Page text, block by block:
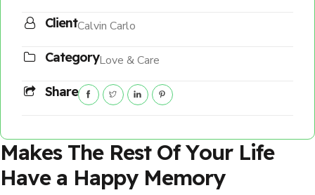
ClientCalvin Carlo
CategoryLove & Care
Share
Makes The Rest Of Your Life
Have a Happy Memory